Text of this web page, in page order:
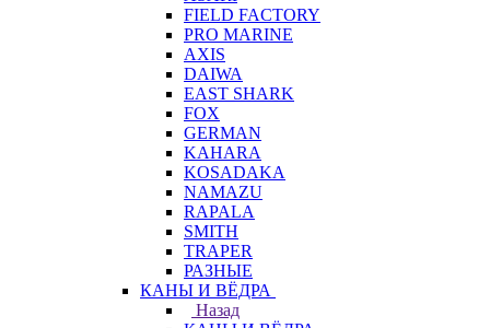
FIELD FACTORY
PRO MARINE
AXIS
DAIWA
EAST SHARK
FOX
GERMAN
KAHARA
KOSADAKA
NAMAZU
RAPALA
SMITH
TRAPER
РАЗНЫЕ
КАНЫ И ВЁДРА
Назад